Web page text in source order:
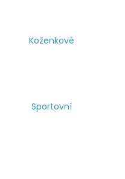
Koženkové
Sportovní